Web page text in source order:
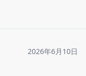
2026年6月10日